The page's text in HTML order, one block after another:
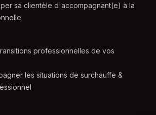
sa clientèle d'accompagnant(e) à la
professionnelles de vos
les situations de surchauffe &